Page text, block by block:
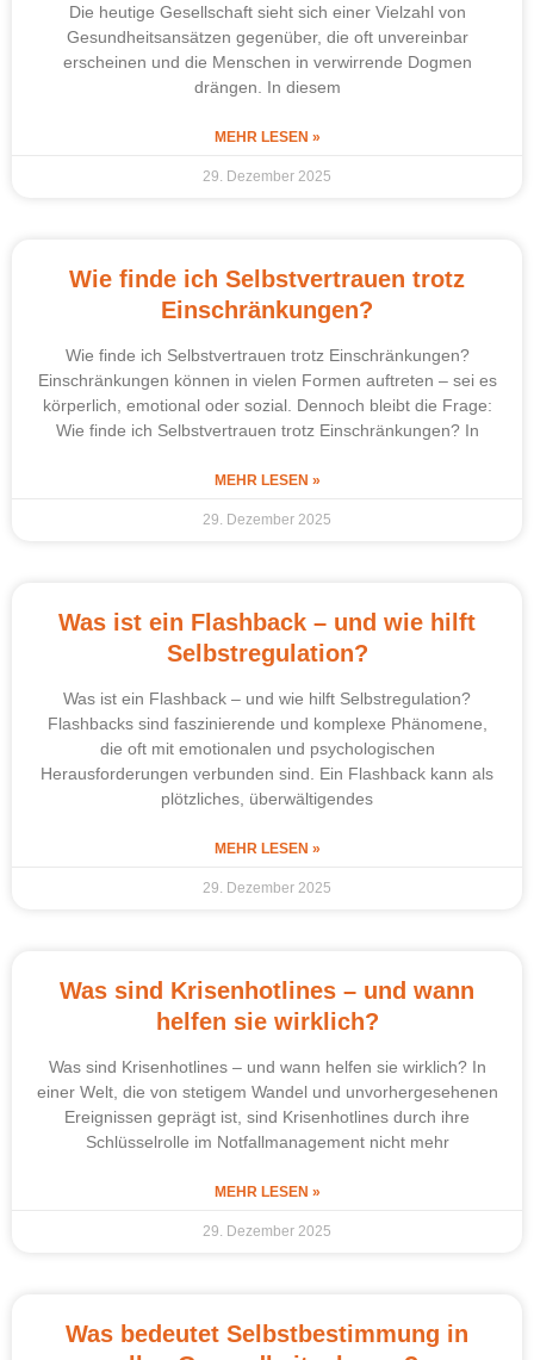
Die heutige Gesellschaft sieht sich einer Vielzahl von
Gesundheitsansätzen gegenüber, die oft unvereinbar
erscheinen und die Menschen in verwirrende Dogmen
drängen. In diesem
MEHR LESEN »
29. Dezember 2025
Wie finde ich Selbstvertrauen trotz
Einschränkungen?
Wie finde ich Selbstvertrauen trotz Einschränkungen?
Einschränkungen können in vielen Formen auftreten – sei es
körperlich, emotional oder sozial. Dennoch bleibt die Frage:
Wie finde ich Selbstvertrauen trotz Einschränkungen? In
MEHR LESEN »
29. Dezember 2025
Was ist ein Flashback – und wie hilft
Selbstregulation?
Was ist ein Flashback – und wie hilft Selbstregulation?
Flashbacks sind faszinierende und komplexe Phänomene,
die oft mit emotionalen und psychologischen
Herausforderungen verbunden sind. Ein Flashback kann als
plötzliches, überwältigendes
MEHR LESEN »
29. Dezember 2025
Was sind Krisenhotlines – und wann
helfen sie wirklich?
Was sind Krisenhotlines – und wann helfen sie wirklich? In
einer Welt, die von stetigem Wandel und unvorhergesehenen
Ereignissen geprägt ist, sind Krisenhotlines durch ihre
Schlüsselrolle im Notfallmanagement nicht mehr
MEHR LESEN »
29. Dezember 2025
Was bedeutet Selbstbestimmung in